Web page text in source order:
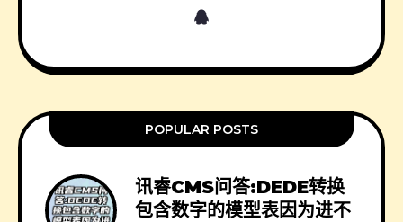
POPULAR POSTS
讯睿CMS问答:DEDE转换
包含数字的模型表因为进不